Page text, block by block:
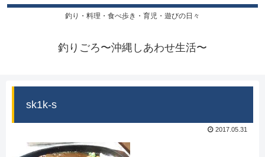
釣り・料理・食べ歩き・育児・遊びの日々
釣りごろ〜沖縄しあわせ生活〜
sk1k-s
2017.05.31